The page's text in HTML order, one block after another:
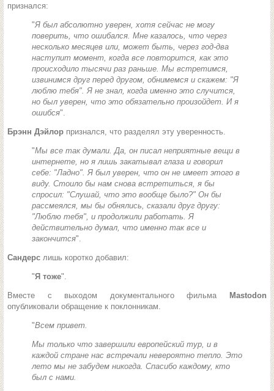
признался:
"Я был абсолютно уверен, хотя сейчас не могу
поверить, что ошибался. Мне казалось, что через
несколько месяцев или, может быть, через год-два
наступит момент, когда все повторится, как это
происходило тысячи раз раньше. Мы встретимся,
извинимся друг перед другом, обнимемся и скажем: "Я
люблю тебя". Я не знал, когда именно это случится,
но был уверен, что это обязательно произойдет. И я
ошибся".
Брэнн Дэйлор признался, что разделял эту уверенность.
"Мы все так думали. Да, он писал неприятные вещи в
интернете, но я лишь закатывал глаза и говорил
себе: "Ладно". Я был уверен, что он не имеет этого в
виду. Стоило бы нам снова встретиться, я бы
спросил: "Слушай, что это вообще было?" Он бы
рассмеялся, мы бы обнялись, сказали друг другу:
"Люблю тебя", и продолжили работать. Я
действительно думал, что именно так все и
закончится".
Сандерс лишь коротко добавил:
"Я тоже".
Вместе с выходом документального фильма
Mastodon
опубликовали обращение к поклонникам.
"Всем привет.
Мы только что завершили европейский тур, и в
каждой стране нас встречали невероятно тепло. Это
лето мы не забудем никогда. Спасибо каждому, кто
был с нами.